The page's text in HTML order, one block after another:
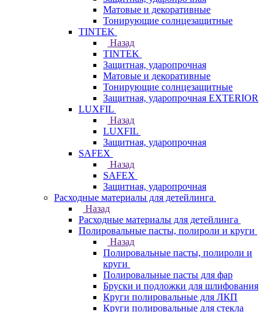
Матовые и декоративные
Тонирующие солнцезащитные
TINTEK
Назад
TINTEK
Защитная, ударопрочная
Матовые и декоративные
Тонирующие солнцезащитные
Защитная, ударопрочная EXTERIOR
LUXFIL
Назад
LUXFIL
Защитная, ударопрочная
SAFEX
Назад
SAFEX
Защитная, ударопрочная
Расходные материалы для детейлинга
Назад
Расходные материалы для детейлинга
Полировальные пасты, полироли и круги
Назад
Полировальные пасты, полироли и
круги
Полировальные пасты для фар
Бруски и подложки для шлифования
Круги полировальные для ЛКП
Круги полировальные для стекла